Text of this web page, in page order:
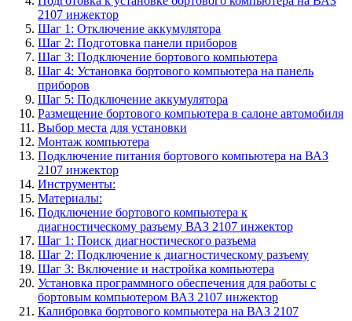
2107 инжектор
Шаг 1: Отключение аккумулятора
Шаг 2: Подготовка панели приборов
Шаг 3: Подключение бортового компьютера
Шаг 4: Установка бортового компьютера на панель
приборов
Шаг 5: Подключение аккумулятора
Размещение бортового компьютера в салоне автомобиля
Выбор места для установки
Монтаж компьютера
Подключение питания бортового компьютера на ВАЗ
2107 инжектор
Инструменты:
Материалы:
Подключение бортового компьютера к
диагностическому разъему ВАЗ 2107 инжектор
Шаг 1: Поиск диагностического разъема
Шаг 2: Подключение к диагностическому разъему
Шаг 3: Включение и настройка компьютера
Установка программного обеспечения для работы с
бортовым компьютером ВАЗ 2107 инжектор
Калибровка бортового компьютера на ВАЗ 2107